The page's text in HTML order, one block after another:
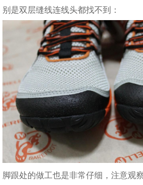
别是双层缝线连线头都找不到：
脚跟处的做工也是非常仔细，注意观